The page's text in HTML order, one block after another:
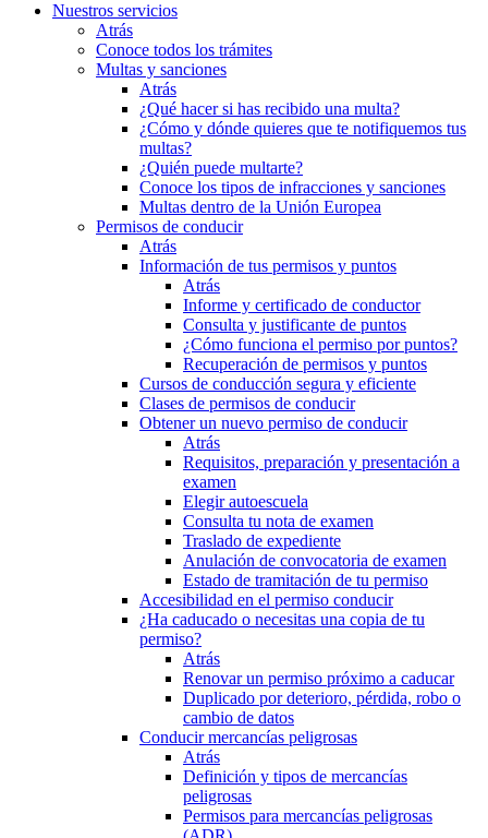
Nuestros servicios
Atrás
Conoce todos los trámites
Multas y sanciones
Atrás
¿Qué hacer si has recibido una multa?
¿Cómo y dónde quieres que te notifiquemos tus
multas?
¿Quién puede multarte?
Conoce los tipos de infracciones y sanciones
Multas dentro de la Unión Europea
Permisos de conducir
Atrás
Información de tus permisos y puntos
Atrás
Informe y certificado de conductor
Consulta y justificante de puntos
¿Cómo funciona el permiso por puntos?
Recuperación de permisos y puntos
Cursos de conducción segura y eficiente
Clases de permisos de conducir
Obtener un nuevo permiso de conducir
Atrás
Requisitos, preparación y presentación a
examen
Elegir autoescuela
Consulta tu nota de examen
Traslado de expediente
Anulación de convocatoria de examen
Estado de tramitación de tu permiso
Accesibilidad en el permiso conducir
¿Ha caducado o necesitas una copia de tu
permiso?
Atrás
Renovar un permiso próximo a caducar
Duplicado por deterioro, pérdida, robo o
cambio de datos
Conducir mercancías peligrosas
Atrás
Definición y tipos de mercancías
peligrosas
Permisos para mercancías peligrosas